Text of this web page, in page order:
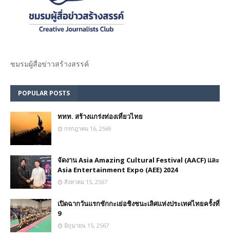
ชมรม​ผู้สื่อข่าวสร้างสรรค์​
POPULAR POSTS
ททท. สร้างแกร่งท่องเที่ยวไทย
กรกฎาคม 16, 2569
จัดงาน Asia Amazing Cultural Festival (AACF) และ
Asia Entertainment Expo (AEE) 2024
สิงหาคม 15, 2567
เปิดฉากวันแรกชักกะเย่อชิงชนะเลิศแห่งประเทศไทยครั้งที่
9
มิถุนายน 15, 2567